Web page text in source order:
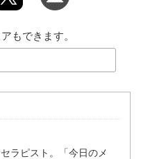
もできます。
ラピスト。「今日のメ